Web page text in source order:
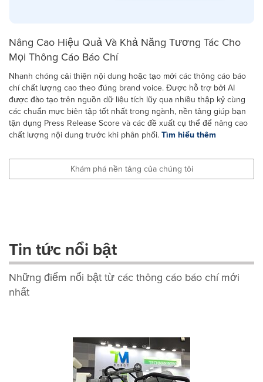
Nâng Cao Hiệu Quả Và Khả Năng Tương Tác Cho
Mọi Thông Cáo Báo Chí
Nhanh chóng cải thiện nội dung hoặc tạo mới các thông cáo báo
chí chất lượng cao theo đúng brand voice. Được hỗ trợ bởi AI
được đào tạo trên nguồn dữ liệu tích lũy qua nhiều thập kỷ cùng
các chuẩn mực biên tập tốt nhất trong ngành, nền tảng giúp bạn
tận dụng Press Release Score và các đề xuất cụ thể để nâng cao
chất lượng nội dung trước khi phân phối.Tìm hiểu thêm
Khám phá nền tảng của chúng tôi
Tin tức nổi bật
Những điểm nổi bật từ các thông cáo báo chí mới
nhất